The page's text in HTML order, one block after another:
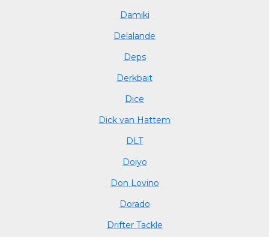
Damiki
Delalande
Deps
Derkbait
Dice
Dick van Hattem
DLT
Doiyo
Don Lovino
Dorado
Drifter Tackle